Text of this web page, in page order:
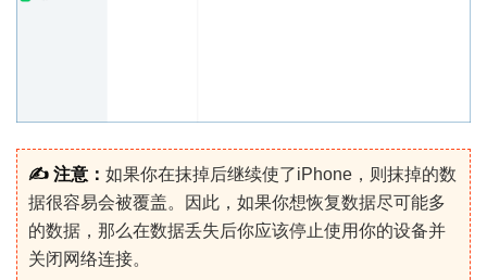
✍ 注意： 如果你在抹掉后继续使了iPhone，则抹掉的数
据很容易会被覆盖。因此，如果你想恢复数据尽可能多
的数据，那么在数据丢失后你应该停止使用你的设备并
关闭网络连接。